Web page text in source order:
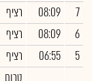
7
08:09 רציף
6
08:09 רציף
5
06:55 רציף